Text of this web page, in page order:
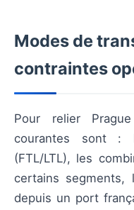
Modes de
contraintes
Pour relier
courantes sont :
(FTL/LTL), les
certains
depuis un port